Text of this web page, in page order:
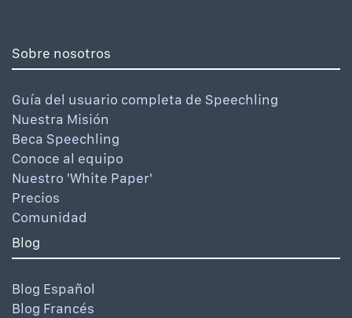
Sobre nosotros
Guía del usuario completa de Speechling
Nuestra Misión
Beca Speechling
Conoce al equipo
Nuestro 'White Paper'
Precios
Comunidad
Blog
Blog Español
Blog Francés